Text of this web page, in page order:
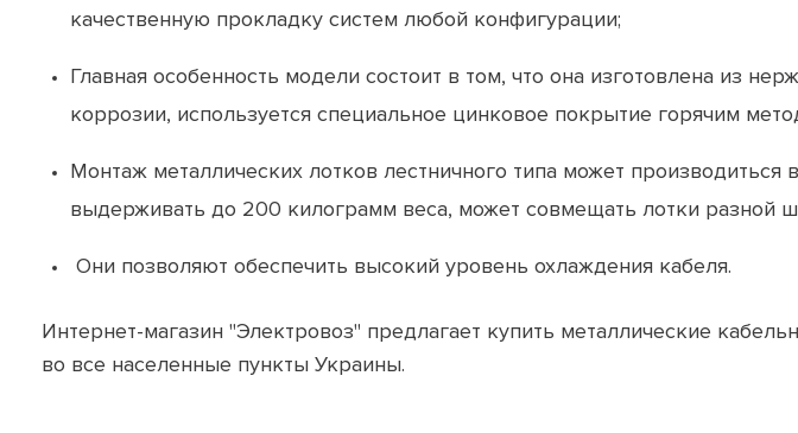
качественную прокладку систем любой конфигурации;
Главная особенность модели состоит в том, что она изготовлена ​​из
коррозии, используется специальное цинковое покрытие горячим
Монтаж металлических лотков лестничного типа может
выдерживать до 200 килограмм веса, может совмещать лотки разной
Они позволяют обеспечить высокий уровень охлаждения кабеля.
Интернет-магазин "Электровоз" предлагает купить металлические
во все населенные пункты Украины.